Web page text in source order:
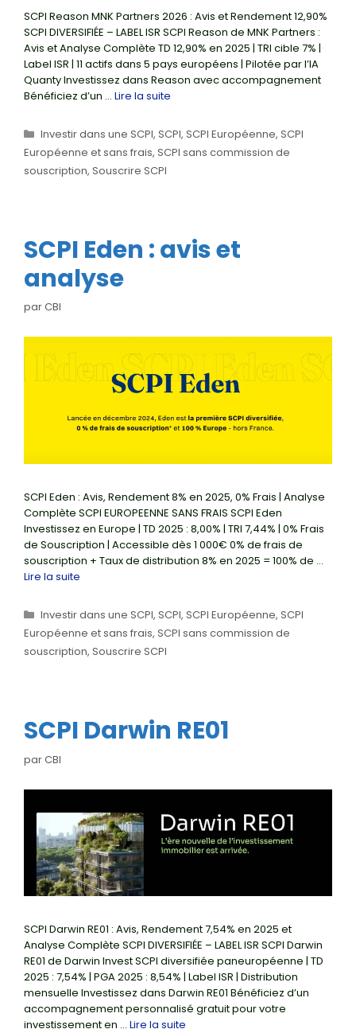
SCPI Reason MNK Partners 2026 : Avis et Rendement 12,90%
SCPI DIVERSIFIÉE – LABEL ISR SCPI Reason de MNK Partners :
Avis et Analyse Complète TD 12,90% en 2025 | TRI cible 7% |
Label ISR | 11 actifs dans 5 pays européens | Pilotée par l’IA
Quanty Investissez dans Reason avec accompagnement
Bénéficiez d’un … Lire la suite
Catégories
Investir dans une SCPI, SCPI, SCPI Européenne, SCPI
Européenne et sans frais, SCPI sans commission de
souscription, Souscrire SCPI
SCPI Eden : avis et
analyse
parCBI
SCPI Eden : Avis, Rendement 8% en 2025, 0% Frais | Analyse
Complète SCPI EUROPEENNE SANS FRAIS SCPI Eden
Investissez en Europe | TD 2025 : 8,00% | TRI 7,44% | 0% Frais
de Souscription | Accessible dès 1 000€ 0% de frais de
souscription + Taux de distribution 8% en 2025 = 100% de …
Lire la suite
Catégories
Investir dans une SCPI, SCPI, SCPI Européenne, SCPI
Européenne et sans frais, SCPI sans commission de
souscription, Souscrire SCPI
SCPI Darwin RE01
parCBI
SCPI Darwin RE01 : Avis, Rendement 7,54% en 2025 et
Analyse Complète SCPI DIVERSIFIÉE – LABEL ISR SCPI Darwin
RE01 de Darwin Invest SCPI diversifiée paneuropéenne | TD
2025 : 7,54% | PGA 2025 : 8,54% | Label ISR | Distribution
mensuelle Investissez dans Darwin RE01 Bénéficiez d’un
accompagnement personnalisé gratuit pour votre
investissement en … Lire la suite